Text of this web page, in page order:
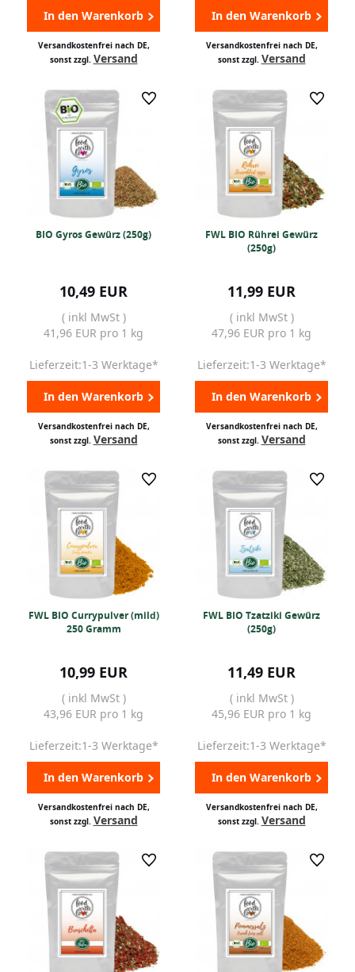
In den Warenkorb
Versandkostenfrei nach DE,
sonst zzgl. Versand
In den Warenkorb
Versandkostenfrei nach DE,
sonst zzgl. Versand
BIO Gyros Gewürz (250g)
10,49 EUR
( inkl MwSt )
41,96 EUR pro 1 kg
Lieferzeit:1-3 Werktage*
In den Warenkorb
Versandkostenfrei nach DE,
sonst zzgl. Versand
FWL BIO Rührei Gewürz
(250g)
11,99 EUR
( inkl MwSt )
47,96 EUR pro 1 kg
Lieferzeit:1-3 Werktage*
In den Warenkorb
Versandkostenfrei nach DE,
sonst zzgl. Versand
FWL BIO Currypulver (mild)
250 Gramm
10,99 EUR
( inkl MwSt )
43,96 EUR pro 1 kg
Lieferzeit:1-3 Werktage*
In den Warenkorb
Versandkostenfrei nach DE,
sonst zzgl. Versand
FWL BIO Tzatziki Gewürz
(250g)
11,49 EUR
( inkl MwSt )
45,96 EUR pro 1 kg
Lieferzeit:1-3 Werktage*
In den Warenkorb
Versandkostenfrei nach DE,
sonst zzgl. Versand